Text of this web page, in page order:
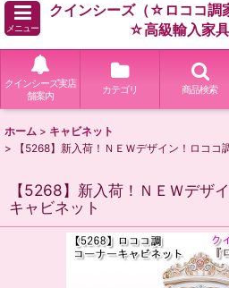
メニュー
クインシーズ（☆ロココ
☆高級輸入家具
クインシーズ実店
舗案内
カテゴリ 商品検索
ホーム > キャビネット
>
【5268】新入荷！ＮＥＷデザイン！ロココ
【5268】新入荷！ＮＥＷデザ
キャビネット